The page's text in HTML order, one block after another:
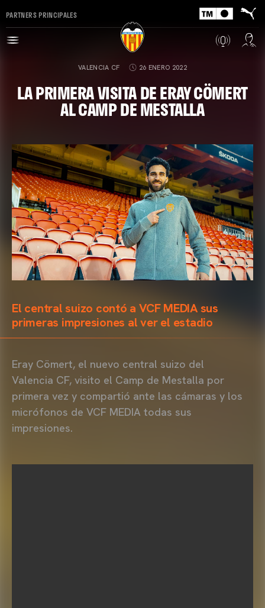
PARTNERS PRINCIPALES
VALENCIA CF 26 ENERO 2022
LA PRIMERA VISITA DE ERAY CÖMERT
AL CAMP DE MESTALLA
El central suizo contó a VCF MEDIA sus
primeras impresiones al ver el estadio
Eray Cömert, el nuevo central suizo del
Valencia CF, visito el Camp de Mestalla por
primera vez y compartió ante las cámaras y los
micrófonos de VCF MEDIA todas sus
impresiones.